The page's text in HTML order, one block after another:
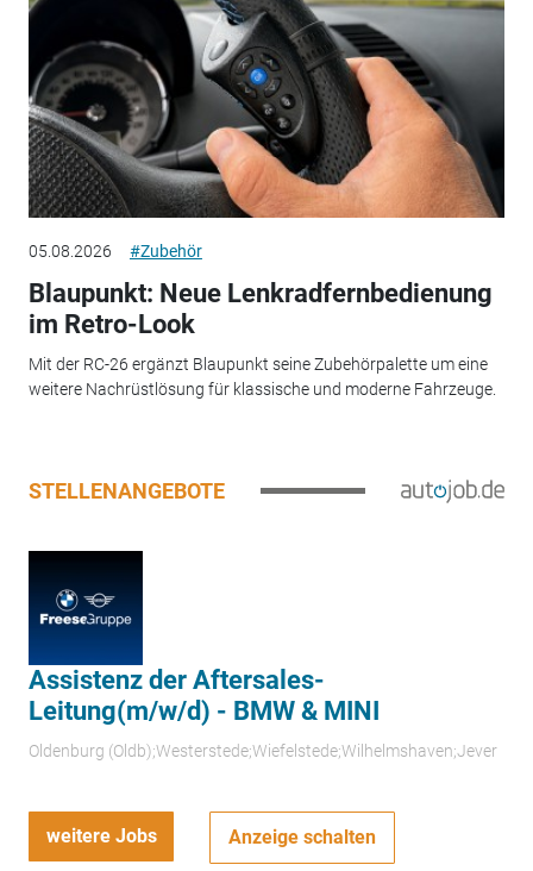
05.08.2026 #Zubehör
Blaupunkt: Neue Lenkradfernbedienung
im Retro-Look
Mit der RC-26 ergänzt Blaupunkt seine Zubehörpalette um eine
weitere Nachrüstlösung für klassische und moderne Fahrzeuge.
STELLENANGEBOTE
Assistenz der Aftersales-
Leitung(m/w/d) - BMW & MINI
Oldenburg (Oldb);Westerstede;Wiefelstede;Wilhelmshaven;Jever
weitere Jobs Anzeige schalten